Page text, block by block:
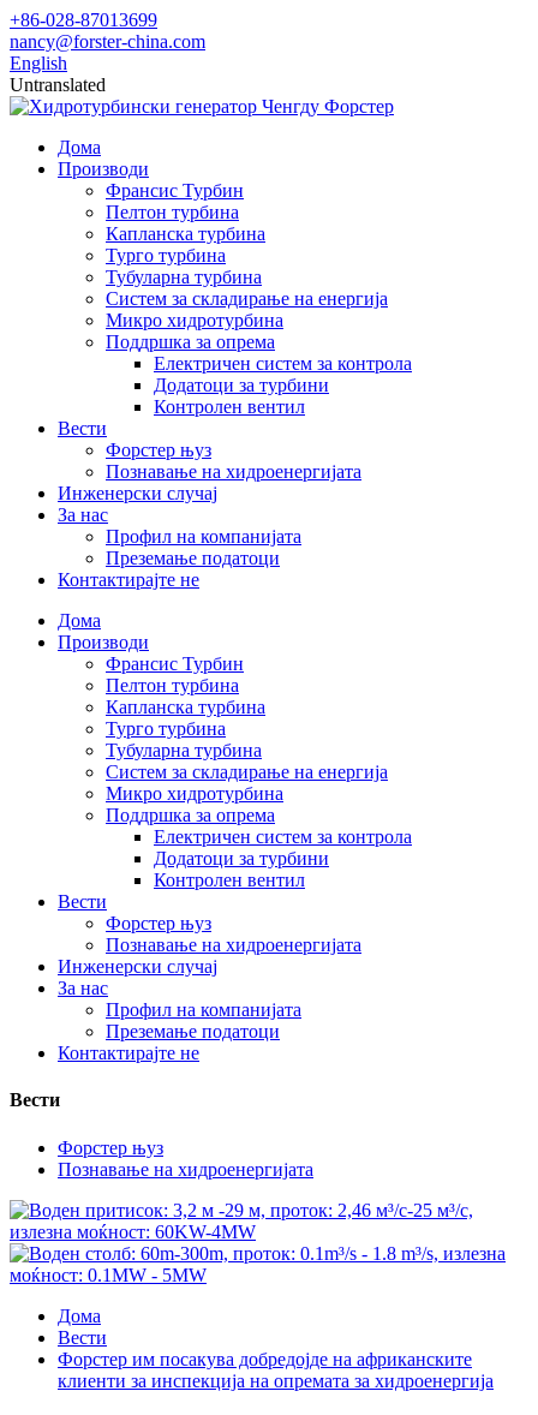
+86-028-87013699
nancy@forster-china.com
English
Untranslated
Дома
Производи
Франсис Турбин
Пелтон турбина
Капланска турбина
Турго турбина
Тубуларна турбина
Систем за складирање на енергија
Микро хидротурбина
Поддршка за опрема
Електричен систем за контрола
Додатоци за турбини
Контролен вентил
Вести
Форстер њуз
Познавање на хидроенергијата
Инженерски случај
За нас
Профил на компанијата
Преземање податоци
Контактирајте не
Дома
Производи
Франсис Турбин
Пелтон турбина
Капланска турбина
Турго турбина
Тубуларна турбина
Систем за складирање на енергија
Микро хидротурбина
Поддршка за опрема
Електричен систем за контрола
Додатоци за турбини
Контролен вентил
Вести
Форстер њуз
Познавање на хидроенергијата
Инженерски случај
За нас
Профил на компанијата
Преземање податоци
Контактирајте не
Вести
Форстер њуз
Познавање на хидроенергијата
Дома
Вести
Форстер им посакува добредојде на африканските
клиенти за инспекција на опремата за хидроенергија